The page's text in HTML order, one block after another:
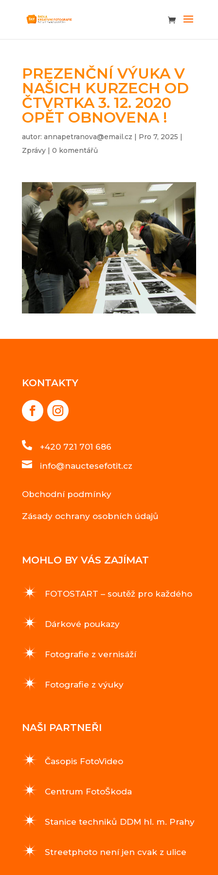
PREZENČNÍ VÝUKA V
NAŠICH KURZECH OD
ČTVRTKA 3. 12. 2020
OPĚT OBNOVENA !
autor: annapetranova@email.cz | Pro 7, 2025 |
Zprávy| 0 komentářů
KONTAKTY
 +420 721 701 686
 info@nauctesefotit.cz
Obchodní podmínky
Zásady ochrany osobních údajů
MOHLO BY VÁS ZAJÍMAT
FOTOSTART – soutěž pro každého
Dárkové poukazy
Fotografie z vernisáží
Fotografie z výuky
NAŠI PARTNEŘI
Časopis FotoVideo
Centrum FotoŠkoda
Stanice techniků DDM hl. m. Prahy
Streetphoto není jen cvak z ulice